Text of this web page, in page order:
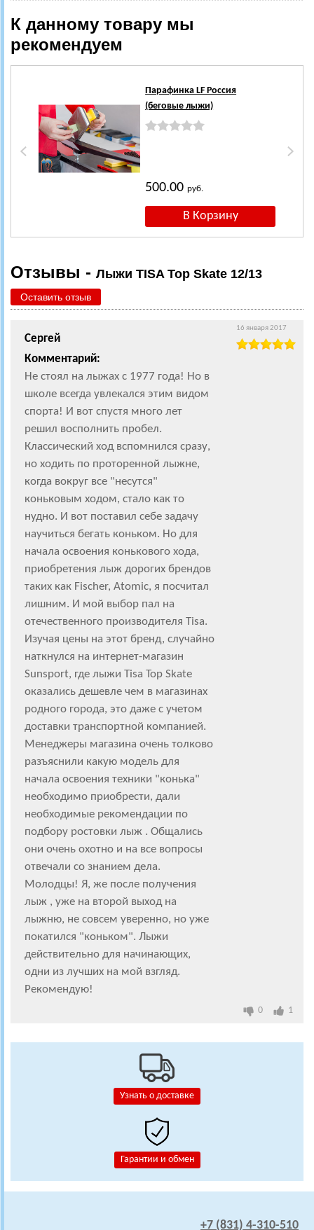
Узнать о доставке
Гарантии и обмен
К данному товару мы
рекомендуем
Парафинка LF Россия
(беговые лыжи)
500.00руб.
Отзывы - Лыжи TISA Top Skate 12/13
Оставить отзыв
Сергей
Комментарий:
Не стоял на лыжах с 1977 года! Но в
школе всегда увлекался этим видом
спорта! И вот спустя много лет
решил восполнить пробел.
Классический ход вспомнился сразу,
но ходить по проторенной лыжне,
когда вокруг все "несутся"
коньковым ходом, стало как то
нудно. И вот поставил себе задачу
научиться бегать коньком. Но для
начала освоения конькового хода,
приобретения лыж дорогих брендов
таких как Fischer, Atomic, я посчитал
лишним. И мой выбор пал на
отечественного производителя Tisa.
Изучая цены на этот бренд, случайно
наткнулся на интернет-магазин
Sunsport, где лыжи Tisa Top Skate
оказались дешевле чем в магазинах
родного города, это даже с учетом
доставки транспортной компанией.
Менеджеры магазина очень толково
разъяснили какую модель для
начала освоения техники "конька"
необходимо приобрести, дали
необходимые рекомендации по
подбору ростовки лыж . Общались
они очень охотно и на все вопросы
отвечали со знанием дела.
Молодцы! Я, же после получения
лыж , уже на второй выход на
лыжню, не совсем уверенно, но уже
покатился "коньком". Лыжи
действительно для начинающих,
одни из лучших на мой взгляд.
Рекомендую!
16 января 2017
0 1
+7 (831) 4-310-510